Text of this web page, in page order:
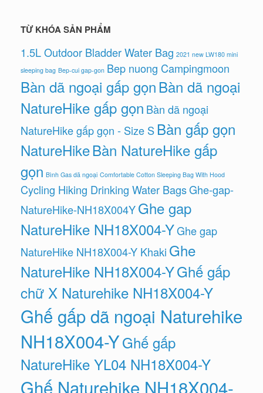
TỪ KHÓA SẢN PHẨM
1.5L Outdoor Bladder Water Bag 2021 new LW180 mini
sleeping bag Bep-cui gap-gon Bep nuong Campingmoon
Bàn dã ngoại gấp gọnBàn dã ngoại
NatureHike gấp gọn Bàn dã ngoại
NatureHike gấp gọn - Size SBàn gấp gọn
NatureHikeBàn NatureHike gấp
gọn Bình Gas dã ngoại Comfortable Cotton Sleeping Bag With Hood
Cycling Hiking Drinking Water BagsGhe-gap-
NatureHike-NH18X004YGhe gap
NatureHike NH18X004-YGhe gap
NatureHike NH18X004-Y Khaki Ghe
NatureHike NH18X004-YGhế gấp
chữ X Naturehike NH18X004-Y
Ghế gấp dã ngoại Naturehike
NH18X004-YGhế gấp
NatureHike YL04 NH18X004-Y
Ghế Naturehike NH18X004-